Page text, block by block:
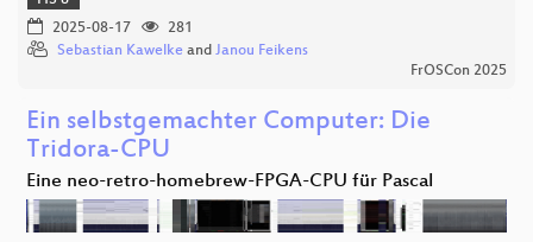
2025-08-17
281
Sebastian Kawelke and Janou Feikens
FrOSCon 2025
Ein selbstgemachter Computer: Die
Tridora-CPU
Eine neo-retro-homebrew-FPGA-CPU für Pascal